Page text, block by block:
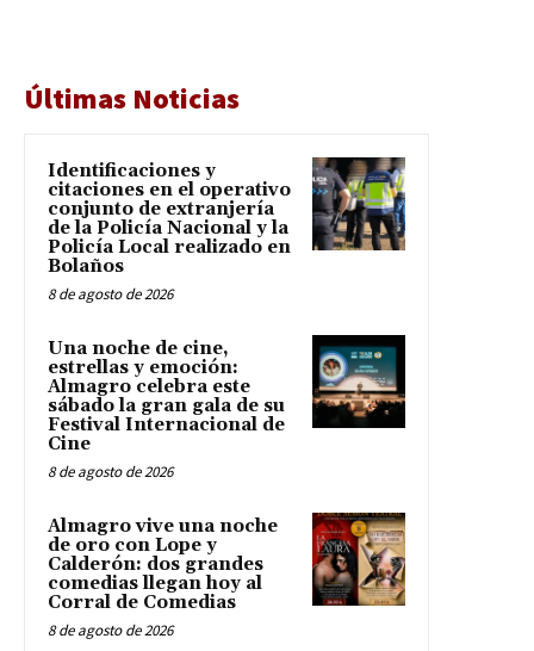
Últimas Noticias
Identificaciones y
citaciones en el operativo
conjunto de extranjería
de la Policía Nacional y la
Policía Local realizado en
Bolaños
8 de agosto de 2026
Una noche de cine,
estrellas y emoción:
Almagro celebra este
sábado la gran gala de su
Festival Internacional de
Cine
8 de agosto de 2026
Almagro vive una noche
de oro con Lope y
Calderón: dos grandes
comedias llegan hoy al
Corral de Comedias
8 de agosto de 2026